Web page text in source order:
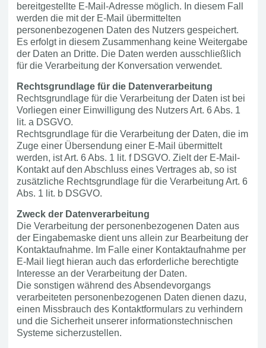
bereitgestellte E-Mail-Adresse möglich. In diesem Fall
werden die mit der E-Mail übermittelten
personenbezogenen Daten des Nutzers gespeichert.
Es erfolgt in diesem Zusammenhang keine Weitergabe
der Daten an Dritte. Die Daten werden ausschließlich
für die Verarbeitung der Konversation verwendet.
Rechtsgrundlage für die Datenverarbeitung
Rechtsgrundlage für die Verarbeitung der Daten ist bei
Vorliegen einer Einwilligung des Nutzers Art. 6 Abs. 1
lit. a DSGVO.
Rechtsgrundlage für die Verarbeitung der Daten, die im
Zuge einer Übersendung einer E-Mail übermittelt
werden, ist Art. 6 Abs. 1 lit. f DSGVO. Zielt der E-Mail-
Kontakt auf den Abschluss eines Vertrages ab, so ist
zusätzliche Rechtsgrundlage für die Verarbeitung Art. 6
Abs. 1 lit. b DSGVO.
Zweck der Datenverarbeitung
Die Verarbeitung der personenbezogenen Daten aus
der Eingabemaske dient uns allein zur Bearbeitung der
Kontaktaufnahme. Im Falle einer Kontaktaufnahme per
E-Mail liegt hieran auch das erforderliche berechtigte
Interesse an der Verarbeitung der Daten.
Die sonstigen während des Absendevorgangs
verarbeiteten personenbezogenen Daten dienen dazu,
einen Missbrauch des Kontaktformulars zu verhindern
und die Sicherheit unserer informationstechnischen
Systeme sicherzustellen.